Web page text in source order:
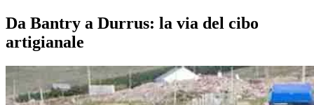
Da Bantry a Durrus: la via del cibo
artigianale